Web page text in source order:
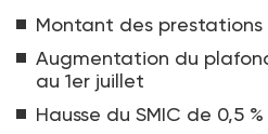
Montant des prestations
Augmentation du
au 1er juillet
Hausse du SMIC de 0,5 %